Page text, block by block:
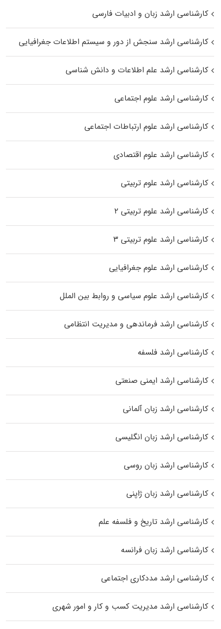
کارشناسی ارشد زبان و ادبیات فارسی
کارشناسی ارشد سنجش از دور و سیستم اطلاعات جغرافیایی
کارشناسی ارشد علم اطلاعات و دانش شناسی
کارشناسی ارشد علوم اجتماعی
کارشناسی ارشد علوم ارتباطات اجتماعی
کارشناسی ارشد علوم اقتصادی
کارشناسی ارشد علوم تربیتی
کارشناسی ارشد علوم تربیتی ۲
کارشناسی ارشد علوم تربیتی ۳
کارشناسی ارشد علوم جغرافیایی
کارشناسی ارشد علوم سیاسی و روابط بین الملل
کارشناسی ارشد فرماندهی و مدیریت انتظامی
کارشناسی ارشد فلسفه
کارشناسی ارشد ایمنی صنعتی
کارشناسی ارشد زبان آلمانی
کارشناسی ارشد زبان انگلیسی
کارشناسی ارشد زبان روسی
کارشناسی ارشد زبان ژاپنی
کارشناسی ارشد تاریخ و فلسفه علم
کارشناسی ارشد زبان فرانسه
کارشناسی ارشد مددکاری اجتماعی
کارشناسی ارشد مدیریت کسب و کار و امور شهری